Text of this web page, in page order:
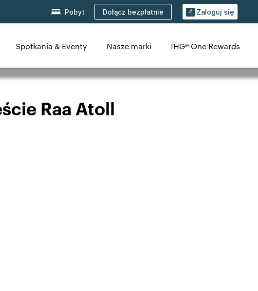
Pobyt Dołącz bezpłatnie Zaloguj się
Spotkania & Eventy Nasze marki IHG® One Rewards
Raa Atoll